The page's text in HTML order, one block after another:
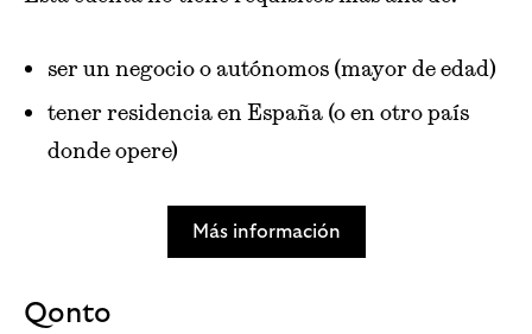
ser un negocio o autónomos (mayor de edad)
tener residencia en España (o en otro país
donde opere)
Más información
Qonto